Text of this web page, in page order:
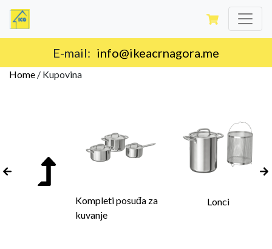
E-mail: info@ikeacrnagora.me
Home / Kupovina
Kompleti posuđa za
kuvanje
Lonci